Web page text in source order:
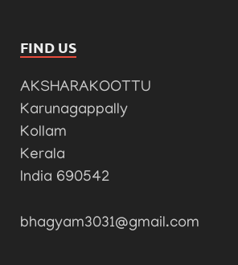
FIND US
AKSHARAKOOTTU
Karunagappally
Kollam
Kerala
India 690542
bhagyam3031@gmail.com